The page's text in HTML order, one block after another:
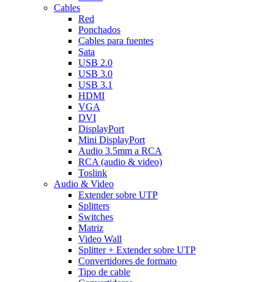
Cables
Red
Ponchados
Cables para fuentes
Sata
USB 2.0
USB 3.0
USB 3.1
HDMI
VGA
DVI
DisplayPort
Mini DisplayPort
Audio 3.5mm a RCA
RCA (audio & video)
Toslink
Audio & Video
Extender sobre UTP
Splitters
Switches
Matriz
Video Wall
Splitter + Extender sobre UTP
Convertidores de formato
Tipo de cable